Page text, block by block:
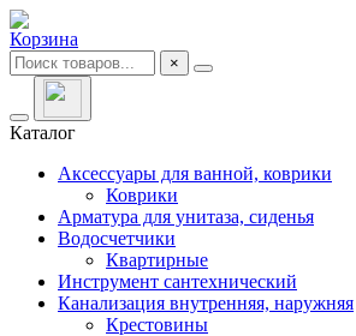
Корзина
×
Каталог
Аксессуары для ванной, коврики
Коврики
Арматура для унитаза, сиденья
Водосчетчики
Квартирные
Инструмент сантехнический
Канализация внутренняя, наружняя
Крестовины